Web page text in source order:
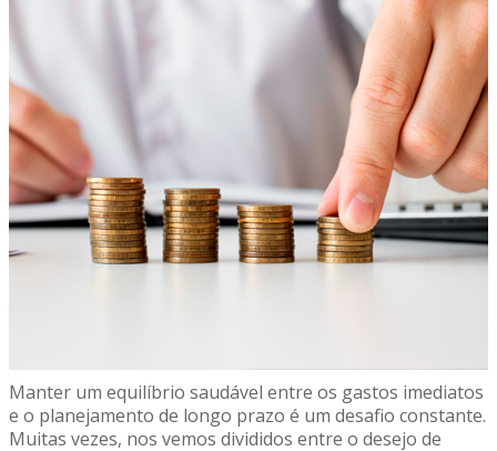
Manter um equilíbrio saudável entre os gastos imediatos
e o planejamento de longo prazo é um desafio constante.
Muitas vezes, nos vemos divididos entre o desejo de